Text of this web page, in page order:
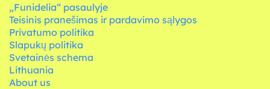
„Funidelia“ pasaulyje
Teisinis pranešimas ir pardavimo sąlygos
Privatumo politika
Slapukų politika
Svetainės schema
Lithuania
About us